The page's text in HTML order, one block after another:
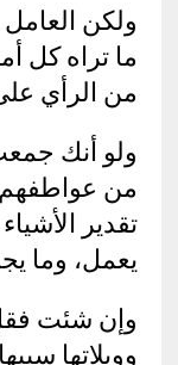
ولكن العامل
ما تراه كل
من الرأي
ولو أنك
من عواطفهم
تقدير
يعمل، وما
وإن شئت
وويلاتها